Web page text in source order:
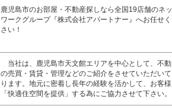
鹿児島市のお部屋・不動産探しなら全国19店舗のネ
ワークグループ『株式会社アパートナー』へお任せ
さい！
当社は、鹿児島市天文館エリアを中心として、不
の売買・賃貸・管理などのご紹介をさせていただい
ります。地元に密着し長年の経験を活かして、お客
「快適住空間を提供」する為にご協力させて下さい